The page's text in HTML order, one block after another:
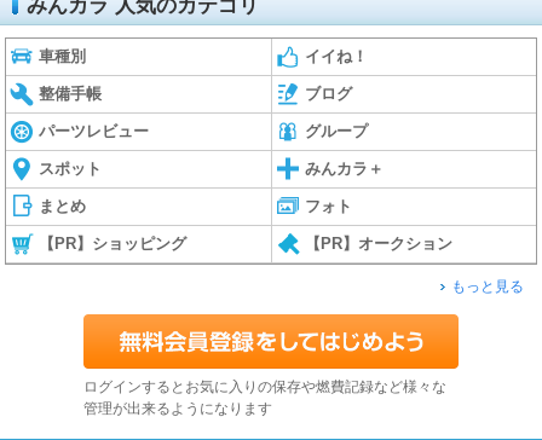
みんカラ 人気のカテゴリ
車種別 イイね！
整備手帳 ブログ
パーツレビュー グループ
スポット みんカラ＋
まとめ フォト
【PR】ショッピング 【PR】オークション
もっと見る
ログインするとお気に入りの保存や燃費記録など様々な
管理が出来るようになります